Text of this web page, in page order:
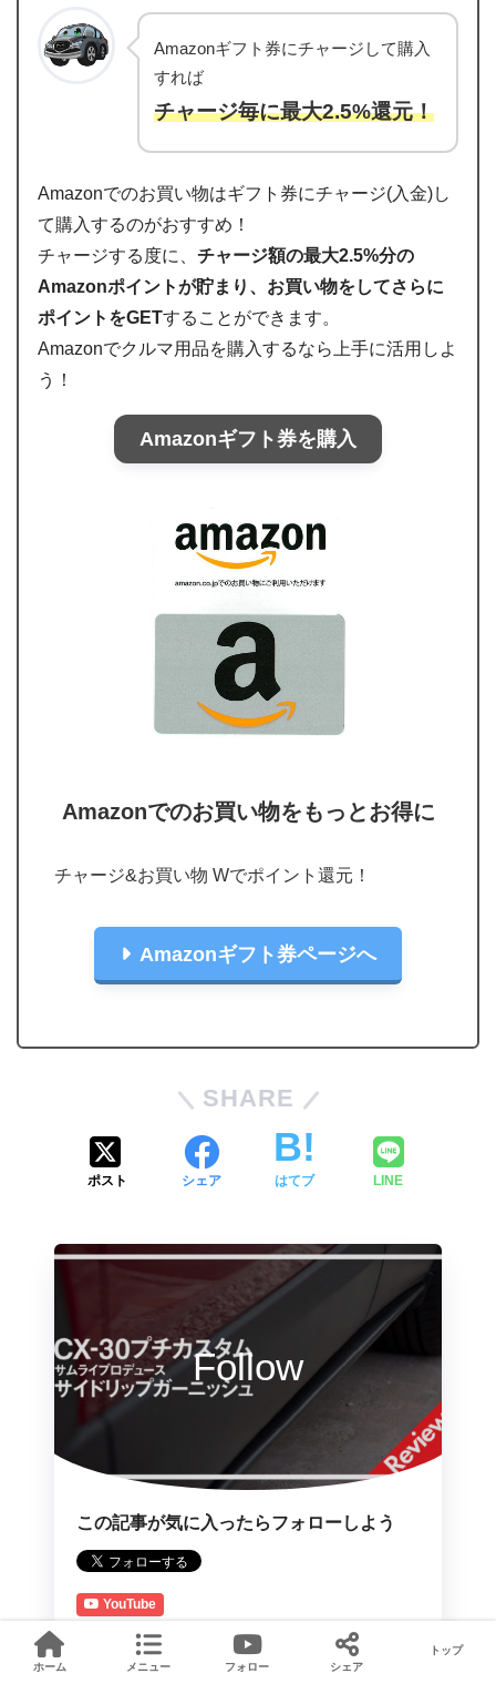
Amazonギフト券にチャージして購入
すれば
チャージ毎に最大2.5%還元！
Amazonでのお買い物はギフト券にチャージ(入金)し
て購入するのがおすすめ！
チャージする度に、チャージ額の最大2.5%分の
Amazonポイントが貯まり、お買い物をしてさらに
ポイントをGETすることができます。
Amazonでクルマ用品を購入するなら上手に活用しよ
う！
Amazonギフト券を購入
Amazonでのお買い物をもっとお得に
チャージ&お買い物 Wでポイント還元！
Amazonギフト券ページへ
SHARE
ポスト シェア はてブ LINE
Follow
この記事が気に入ったらフォローしよう
YouTube
ホーム メニュー フォロー シェア
トップ